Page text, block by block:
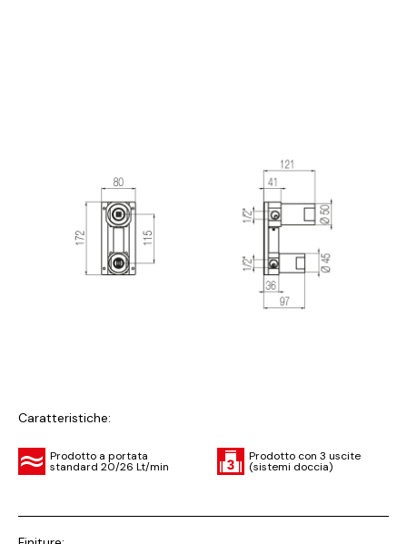
Caratteristiche:
Prodotto a portata
standard 20/26 Lt/min
Prodotto con 3 uscite
(sistemi doccia)